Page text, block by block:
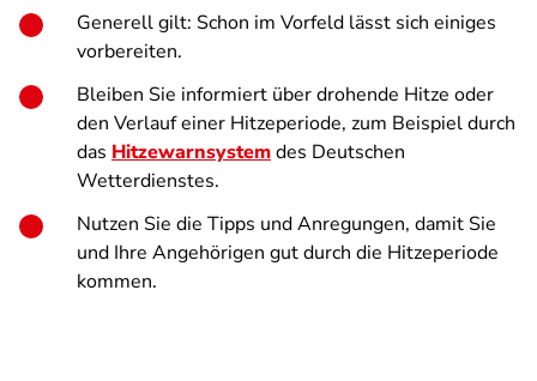
Generell gilt: Schon im Vorfeld lässt sich einiges
vorbereiten.
Bleiben Sie informiert über drohende Hitze oder
den Verlauf einer Hitzeperiode, zum Beispiel durch
das Hitzewarnsystemdes Deutschen
Wetterdienstes.
Nutzen Sie die Tipps und Anregungen, damit Sie
und Ihre Angehörigen gut durch die Hitzeperiode
kommen.